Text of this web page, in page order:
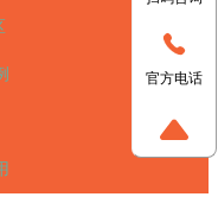
官方电话